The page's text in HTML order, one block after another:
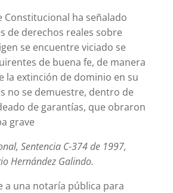
Constitucional ha señalado
de derechos reales sobre
se encuentre viciado se
de buena fe, de manera
la extinción de dominio en su
no se demuestre, dentro de
de garantías, que obraron
grave
Sentencia C-374 de 1997,
Hernández Galindo.
a una notaría pública para